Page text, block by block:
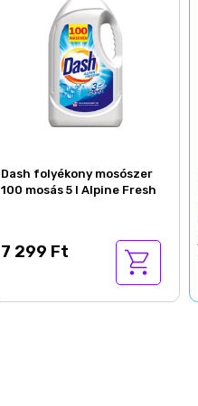
Dash folyékony mosószer
100 mosás 5 l Alpine Fresh
7 299 Ft